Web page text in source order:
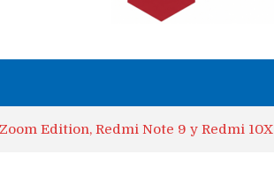
Edition, Redmi Note 9 y Redmi 10X